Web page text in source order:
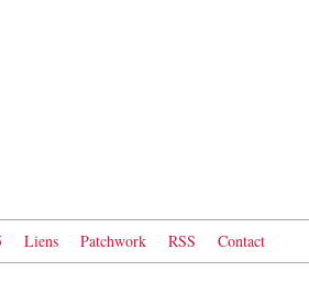
Liens Patchwork RSS Contact